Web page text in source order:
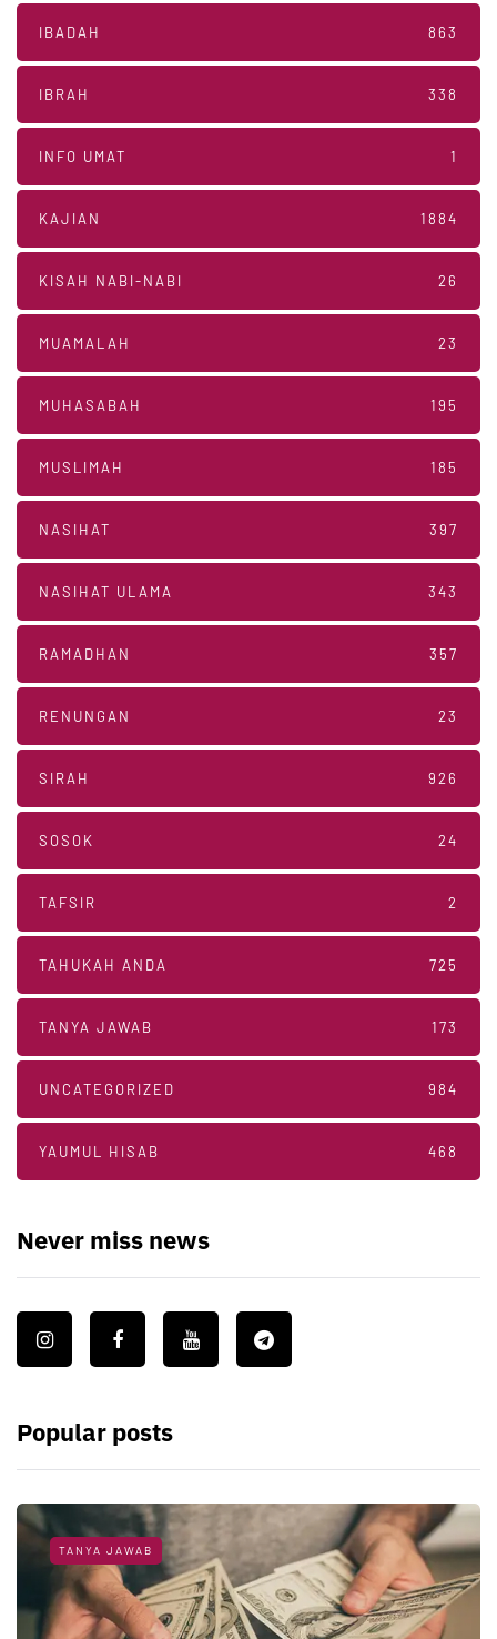
IBADAH 863
IBRAH 338
INFO UMAT 1
KAJIAN 1884
KISAH NABI-NABI 26
MUAMALAH 23
MUHASABAH 195
MUSLIMAH 185
NASIHAT 397
NASIHAT ULAMA 343
RAMADHAN 357
RENUNGAN 23
SIRAH 926
SOSOK 24
TAFSIR 2
TAHUKAH ANDA 725
TANYA JAWAB 173
UNCATEGORIZED 984
YAUMUL HISAB 468
Never miss news
Popular posts
TANYA JAWAB